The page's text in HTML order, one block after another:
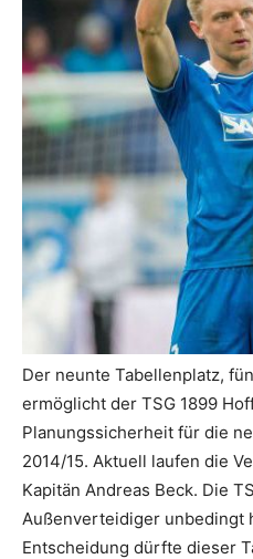
Der neunte Tabellenplatz,
ermöglicht der TSG 1899
Planungssicherheit für die
2014/15. Aktuell laufen die
Kapitän Andreas Beck. Die
Außenverteidiger unbedingt
Entscheidung dürfte dieser